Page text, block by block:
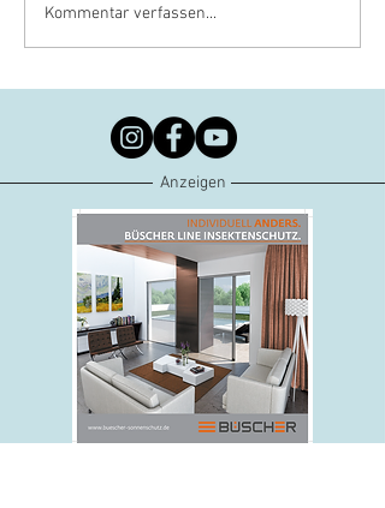
Weihnachtsgrüße des
Landesinnungsmeisters
Kommentar verfassen...
Anzeigen